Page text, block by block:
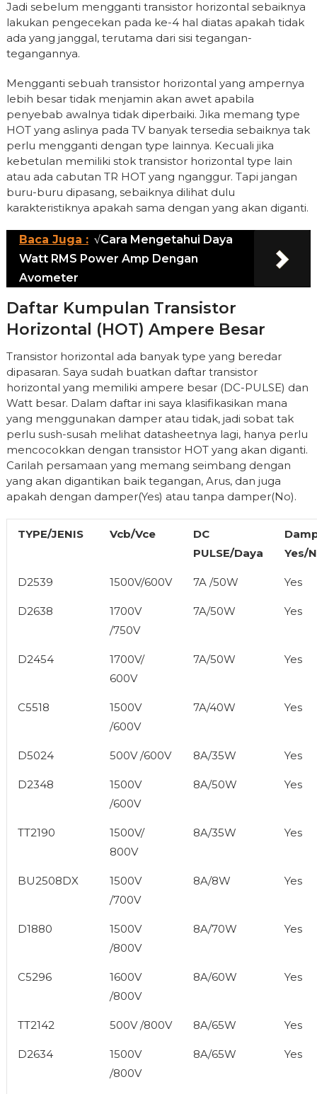
Jadi sebelum mengganti transistor horizontal sebaiknya
lakukan pengecekan pada ke-4 hal diatas apakah tidak
ada yang janggal, terutama dari sisi tegangan-
tegangannya.
Mengganti sebuah transistor horizontal yang ampernya
lebih besar tidak menjamin akan awet apabila
penyebab awalnya tidak diperbaiki. Jika memang type
HOT yang aslinya pada TV banyak tersedia sebaiknya tak
perlu mengganti dengan type lainnya. Kecuali jika
kebetulan memiliki stok transistor horizontal type lain
atau ada cabutan TR HOT yang nganggur. Tapi jangan
buru-buru dipasang, sebaiknya dilihat dulu
karakteristiknya apakah sama dengan yang akan diganti.
Baca Juga : √Cara Mengetahui Daya
Watt RMS Power Amp Dengan
Avometer
Daftar Kumpulan Transistor
Horizontal (HOT) Ampere Besar
Transistor horizontal ada banyak type yang beredar
dipasaran. Saya sudah buatkan daftar transistor
horizontal yang memiliki ampere besar (DC-PULSE) dan
Watt besar. Dalam daftar ini saya klasifikasikan mana
yang menggunakan damper atau tidak, jadi sobat tak
perlu sush-susah melihat datasheetnya lagi, hanya perlu
mencocokkan dengan transistor HOT yang akan diganti.
Carilah persamaan yang memang seimbang dengan
yang akan digantikan baik tegangan, Arus, dan juga
apakah dengan damper(Yes) atau tanpa damper(No).
TYPE/JENIS Vcb/Vce
DC
PULSE/Daya
Yes/
D2539 1500V/600V 7A /50W Yes
D2638
1700V
/750V
7A/50W Yes
D2454
1700V/
600V
7A/50W Yes
C5518
1500V
/600V
7A/40W Yes
D5024 500V /600V 8A/35W Yes
D2348
1500V
/600V
8A/50W Yes
TT2190
1500V/
800V
8A/35W Yes
BU2508DX
1500V
/700V
8A/8W Yes
D1880
1500V
/800V
8A/70W Yes
C5296
1600V
/800V
8A/60W Yes
TT2142 500V /800V 8A/65W Yes
D2634
1500V
/800V
8A/65W Yes